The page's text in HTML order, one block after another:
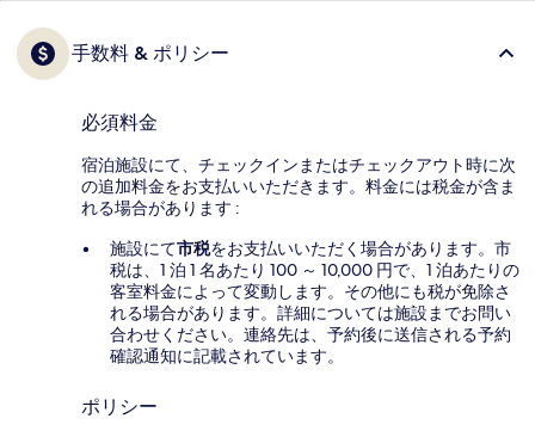
手数料 & ポリシー
必須料金
宿泊施設にて、チェックインまたはチェックアウト時に次
の追加料金をお支払いいただきます。料金には税金が含ま
れる場合があります :
施設にて市税をお支払いいただく場合があります。市
税は、1 泊 1 名あたり 100 ～ 10,000 円で、1 泊あたりの
客室料金によって変動します。その他にも税が免除さ
れる場合があります。詳細については施設までお問い
合わせください。連絡先は、予約後に送信される予約
確認通知に記載されています。
ポリシー